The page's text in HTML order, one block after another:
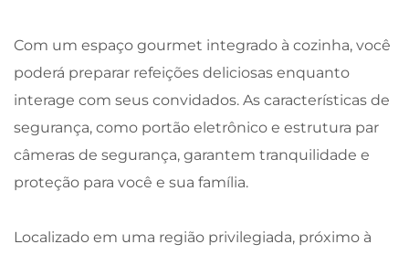
Com um espaço gourmet integrado à cozinha, você
poderá preparar refeições deliciosas enquanto
interage com seus convidados. As características de
segurança, como portão eletrônico e estrutura par
câmeras de segurança, garantem tranquilidade e
proteção para você e sua família.
Localizado em uma região privilegiada, próximo à